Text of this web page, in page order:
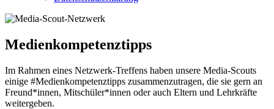
Medienkompetenztipps
Im Rahmen eines Netzwerk-Treffens haben unsere Media-Scouts
einige #Medienkompetenztipps zusammenzutragen, die sie gern an
Freund*innen, Mitschüler*innen oder auch Eltern und Lehrkräfte
weitergeben.